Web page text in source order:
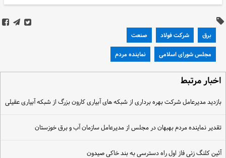
برق شرکت فولاد صنعت
مجلس شورای اسلامی نماینده مردم
اخبار مرتبط
بازدید مدیرعامل شرکت بهره برداری از شبکه های آبیاری کارون بزرگ از شبکه آبیاری عقیلی
تقدیر نماینده مردم بهبهان در مجلس از مدیرعامل سازمان آب و برق خوزستان
آئین کلنگ زنی فاز اول راه دسترسی به بند خاکی صیدون